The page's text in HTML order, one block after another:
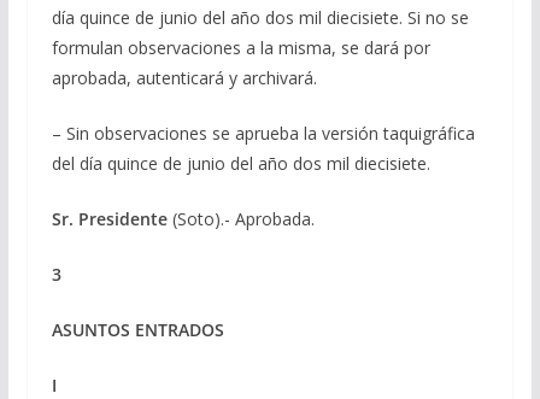
día quince de junio del año dos mil diecisiete. Si no se
formulan observaciones a la misma, se dará por
aprobada, autenticará y archivará.
– Sin observaciones se aprueba la versión taquigráfica
del día quince de junio del año dos mil diecisiete.
Sr. Presidente(Soto).- Aprobada.
3
ASUNTOS ENTRADOS
I